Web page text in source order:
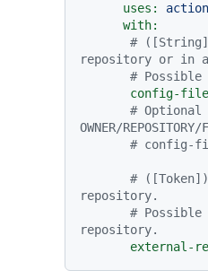
uses:
with:
#
repository or in
#
config-
#
OWNER/
# config-
#
repository.
# Possible
repository.
external-